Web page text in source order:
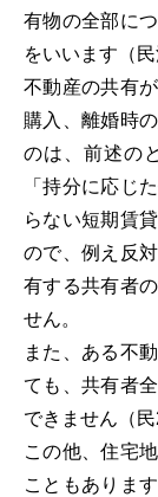
有物の全部に
をいいます（
不動産の共有
購入、離婚時
のは、前述の
「持分に応じ
らない短期賃
ので、例え反
有する共有者
せん。
また、ある不
ても、共有者
できません（民
この他、住宅
こともありま